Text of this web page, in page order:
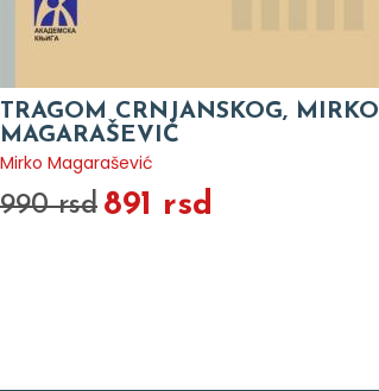
TRAGOM CRNJANSKOG, MIRKO
MAGARAŠEVIĆ
Mirko Magarašević
990 rsd 891 rsd